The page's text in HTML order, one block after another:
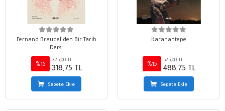
Fernand Braudel’den Bir Tarih
Dersi
%15
375,00 TL
318,75 TL
Sepete Ekle
Karahantepe
%15
575,00 TL
488,75 TL
Sepete Ekle